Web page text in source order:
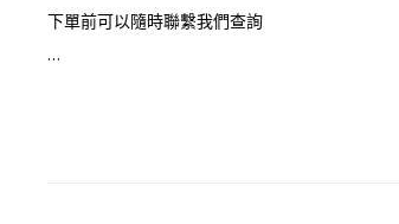
下單前可以隨時聯繫我們查詢